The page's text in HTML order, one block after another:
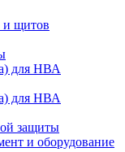
и щитов
для НВА
для НВА
защиты
и оборудование